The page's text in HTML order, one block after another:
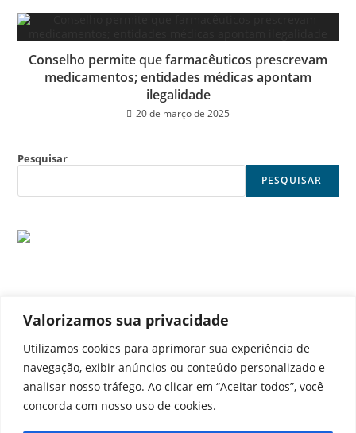
Valorizamos sua privacidade
Utilizamos cookies para aprimorar sua experiência de
navegação, exibir anúncios ou conteúdo personalizado e
analisar nosso tráfego. Ao clicar em “Aceitar todos”, você
concorda com nosso uso de cookies.
Conselho permite que farmacêuticos prescrevam
medicamentos; entidades médicas apontam
ilegalidade
20 de março de 2025
Pesquisar
PESQUISAR